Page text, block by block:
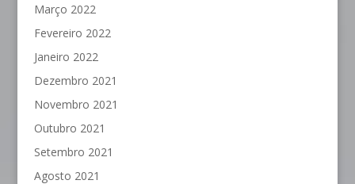
Março 2022
Fevereiro 2022
Janeiro 2022
Dezembro 2021
Novembro 2021
Outubro 2021
Setembro 2021
Agosto 2021